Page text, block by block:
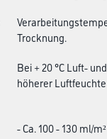
Trocknung.
Bei + 20 °C Luft-
höherer
- Ca. 100 - 130 ml/m²